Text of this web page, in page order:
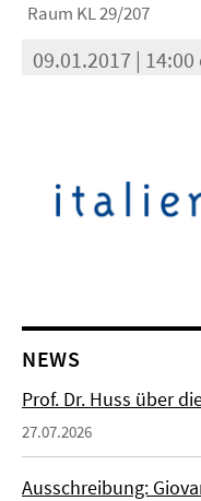
Raum KL 29/207
09.01.2017 | 14:00
NEWS
Prof. Dr. Huss über
27.07.2026
Ausschreibung: